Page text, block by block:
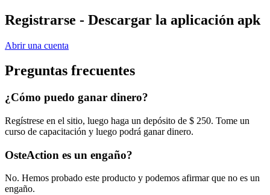
Registrarse - Descargar la aplicación apk
Abrir una cuenta
Preguntas frecuentes
¿Cómo puedo ganar dinero?
Regístrese en el sitio, luego haga un depósito de $ 250. Tome un
curso de capacitación y luego podrá ganar dinero.
OsteAction es un engaño?
No. Hemos probado este producto y podemos afirmar que no es un
engaño.